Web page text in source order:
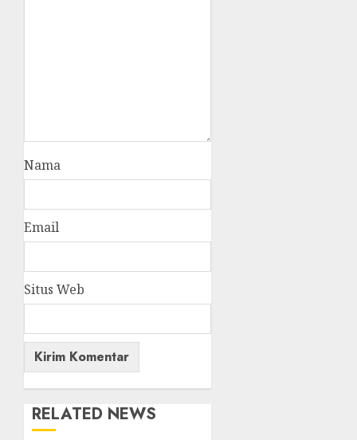
Nama
Email
Situs Web
RELATED NEWS